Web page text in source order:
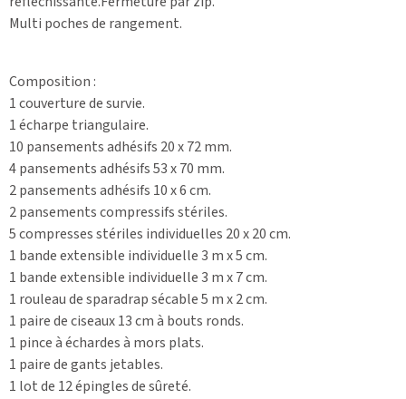
Multi poches de rangement.
Composition :
1 couverture de survie.
1 écharpe triangulaire.
10 pansements adhésifs 20 x 72 mm.
4 pansements adhésifs 53 x 70 mm.
2 pansements adhésifs 10 x 6 cm.
2 pansements compressifs stériles.
5 compresses stériles individuelles 20 x 20 cm.
1 bande extensible individuelle 3 m x 5 cm.
1 bande extensible individuelle 3 m x 7 cm.
1 rouleau de sparadrap sécable 5 m x 2 cm.
1 paire de ciseaux 13 cm à bouts ronds.
1 pince à échardes à mors plats.
1 paire de gants jetables.
1 lot de 12 épingles de sûreté.